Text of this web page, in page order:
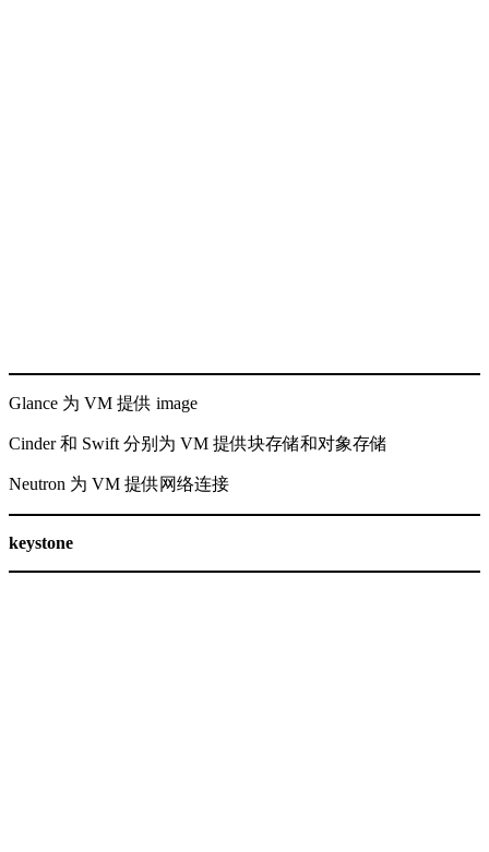
Glance 为 VM 提供 image
Cinder 和 Swift 分别为 VM 提供块存储和对象存储
Neutron 为 VM 提供网络连接
keystone